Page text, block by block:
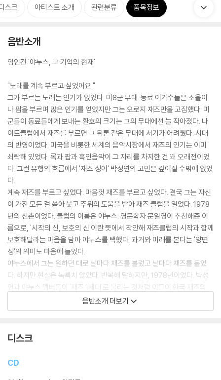
스크 아티스트 소개 관련분류 품목정보
음반소개
임인건 '야누스, 그 기억의 현재'
"노래를 계속 부르고 싶었어요."
그가 부르는 노래는 인기가 없었다. 미8군 무대. 동료 여가수들은 소울이
나 팝을 부르며 많은 인기를 얻었지만 그는 오로지 재즈만을 고집했다. 미
군들이 동료들에게 보내는 환호의 크기는 그의 무대에선 늘 작아졌다. 나
이트클럽에서 재즈를 부르면 그 뒤론 같은 무대에 서기가 어려웠다. 시대
의 반영이었다. 미국을 비롯한 세계의 음악시장에서 재즈의 인기는 이미
쇠락해 있었다. 록과 팝과 흑인음악이 그 자리를 차지한 건 꽤 오래전이었
다. 그런 유행의 흐름에서 '재즈 싱어' 박성연의 고민은 깊어질 수밖에 없었
다.
계속 재즈를 부르고 싶었다. 마음껏 재즈를 부르고 싶었다. 결국 그는 자신
이 가진 모든 걸 쏟아 붓고 주위의 도움을 받아 재즈 클럽을 열었다. 1978
년의 신촌이었다. 클럽의 이름은 야누스. 영문학자 문일영이 추천해준 이
름으로, '시작의 신, 보호의 신'이란 뜻에서 착안해 재즈클럽의 시작과 함께
보호해달라는 마음을 담아 야누스를 택했다. 과거와 미래를 본다는 '양면
성'의 의미도 마음에 들었다.
야누스에서 그는 원하던 대로 날마다 재즈를 불렀고 날마다 재즈를 들었
다. 하지만 현실은 녹록치 않았다. 반복해 말하지만, 1978년이었다. 박성
연과 야누스 멤버들이 '재즈 1세대'로 불리는 것처럼 이들이 한국 재즈의
실질적인 시작이었다. 재즈의 불모지라 불러도 이상하지 않을 한국 땅에
박성연과 야누스 멤버들이 이제 겨우 재즈의 씨앗을 뿌리기 시작한 것이
다. 처음에는 팀을 꾸리는 것조차 힘들었다. 악보를 구하기도 어려워 멤버
그렇게 채보하고 편곡한 곡들을 날마다 부르고 연주했다. 관객이 있건 없
음반소개 더보기
디스크
CD